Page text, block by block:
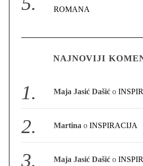
ROMANA
NAJNOVIJI
Maja Jasić Dašić o
Martina oINSPIRACIJA
Maja Jasić Dašić o
f
: